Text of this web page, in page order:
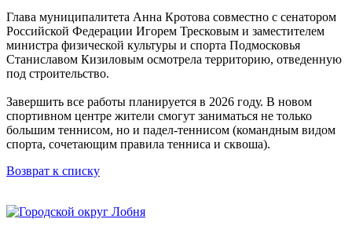
Глава муниципалитета Анна Кротова совместно с сенатором
Российской Федерации Игорем Тресковым и заместителем
министра физической культуры и спорта Подмосковья
Станиславом Кизиловым осмотрела территорию, отведенную
под строительство.
Завершить все работы планируется в 2026 году. В новом
спортивном центре жители смогут заниматься не только
большим теннисом, но и падел-теннисом (командным видом
спорта, сочетающим правила тенниса и сквоша).
Возврат к списку